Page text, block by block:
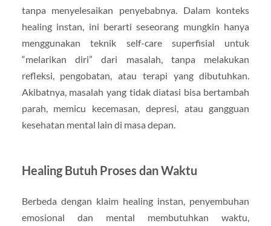
tanpa menyelesaikan penyebabnya. Dalam konteks
healing instan, ini berarti seseorang mungkin hanya
menggunakan teknik self-care superfisial untuk
“melarikan diri” dari masalah, tanpa melakukan
refleksi, pengobatan, atau terapi yang dibutuhkan.
Akibatnya, masalah yang tidak diatasi bisa bertambah
parah, memicu kecemasan, depresi, atau gangguan
kesehatan mental lain di masa depan.
Healing Butuh Proses dan Waktu
Berbeda dengan klaim healing instan, penyembuhan
emosional dan mental membutuhkan waktu,